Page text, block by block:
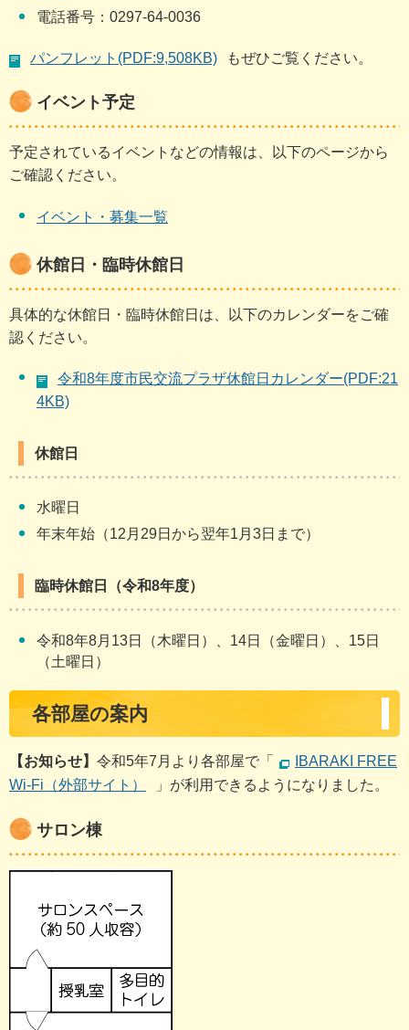
電話番号：0297-64-0036
パンフレット(PDF:9,508KB) もぜひご覧ください。
イベント予定
予定されているイベントなどの情報は、以下のページから
ご確認ください。
イベント・募集一覧
休館日・臨時休館日
具体的な休館日・臨時休館日は、以下のカレンダーをご確
認ください。
令和8年度市民交流プラザ休館日カレンダー(PDF:21
4KB)
休館日
水曜日
年末年始（12月29日から翌年1月3日まで）
臨時休館日（令和8年度）
令和8年8月13日（木曜日）、14日（金曜日）、15日
（土曜日）
各部屋の案内
【お知らせ】 令和5年7月より各部屋で「
IBARAKI FREE
Wi-Fi（外部サイト）
」が利用できるようになりました。
サロン棟